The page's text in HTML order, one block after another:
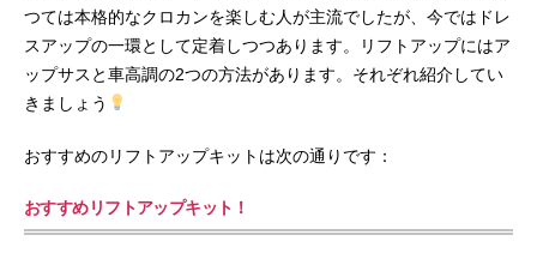
つては本格的なクロカンを楽しむ人が主流でしたが、今ではドレ
スアップの一環として定着しつつあります。リフトアップにはア
ップサスと車高調の2つの方法があります。それぞれ紹介してい
きましょう
おすすめのリフトアップキットは次の通りです：
おすすめリフトアップキット！